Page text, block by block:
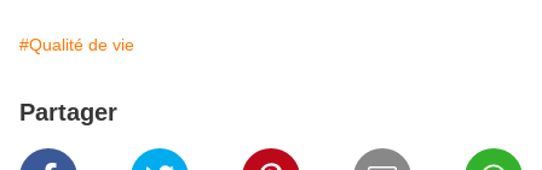
#Qualité de vie
Partager